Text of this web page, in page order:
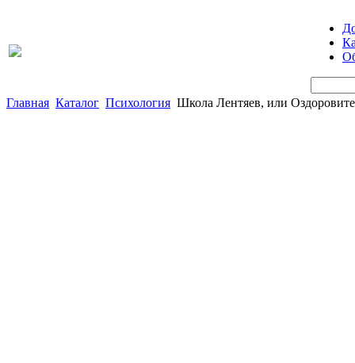
Главная Каталог Психология Школа Лентяев, или